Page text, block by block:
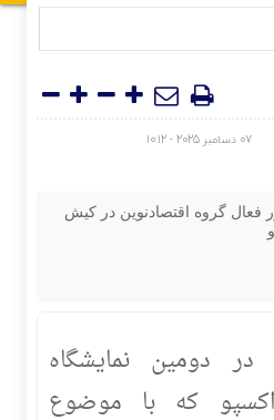
07 دسامبر 2025 - 10:12
فعال گروه اقتصادنوین در کیش
در دومین نمایشگاه
که با موضوع